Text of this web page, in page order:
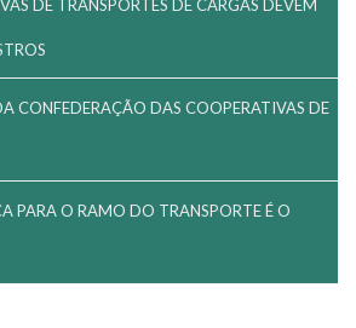
DE TRANSPORTES DE CARGAS DEVEM
CONFEDERAÇÃO DAS COOPERATIVAS DE
PARA O RAMO DO TRANSPORTE É O